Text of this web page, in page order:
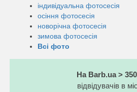
індивідуальна фотосесія
осіння фотосесія
новорічна фотосесія
зимова фотосесія
Всі фото
На Barb.ua >
відвідувачів в